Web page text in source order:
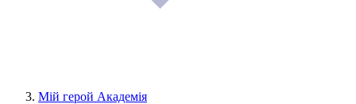
Мій герой Академія